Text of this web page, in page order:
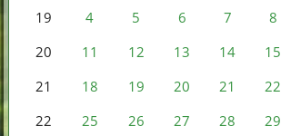
19
4 5 6 7 8
20
11 12 13 14 15
21
18 19 20 21 22
22
25 26 27 28 29